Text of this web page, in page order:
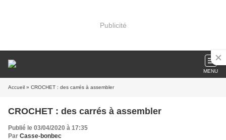
Publicité
MENU
Accueil » CROCHET : des carrés à assembler
CROCHET : des carrés à assembler
Publié le 03/04/2020 à 17:35
Par Casse-bonbec